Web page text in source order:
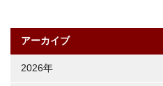
アーカイブ
2026年